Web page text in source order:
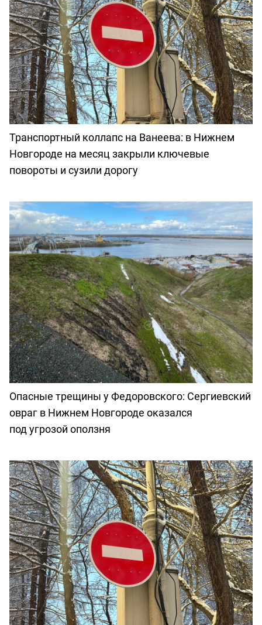
Транспортный коллапс на Ванеева: в Нижнем
Новгороде на месяц закрыли ключевые
повороты и сузили дорогу
Опасные трещины у Федоровского: Сергиевский
овраг в Нижнем Новгороде оказался
под угрозой оползня